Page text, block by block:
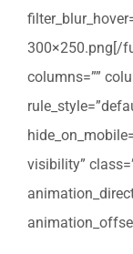
300×250.png[/
columns=””
visibility”